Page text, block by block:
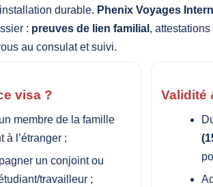
durable. Phenix Voyages
: preuves de lien familial , attestations
au consulat et suivi.
visa ?
membre de la famille
à l’étranger ;
un conjoint ou
travailleur ;
Validité